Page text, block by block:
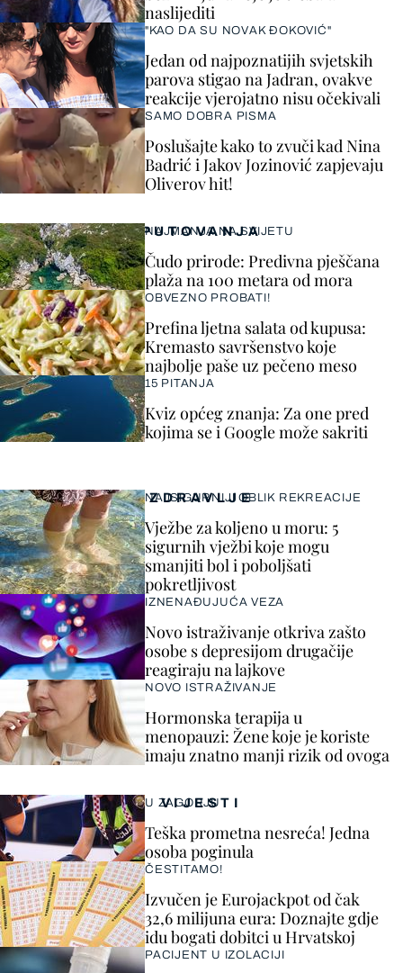
VIJESTI
U ZAGORJU
Teška prometna nesreća! Jedna
osoba poginula
ČESTITAMO!
Izvučen je Eurojackpot od čak
32,6 milijuna eura: Doznajte gdje
idu bogati dobitci u Hrvatskoj
PACIJENT U IZOLACIJI
naslijediti
"KAO DA SU NOVAK ĐOKOVIĆ"
Jedan od najpoznatijih svjetskih
parova stigao na Jadran, ovakve
reakcije vjerojatno nisu očekivali
SAMO DOBRA PISMA
Poslušajte kako to zvuči kad Nina
Badrić i Jakov Jozinović zapjevaju
Oliverov hit!
ZDRAVLJE
NAJSIGURNIJI OBLIK REKREACIJE
Vježbe za koljeno u moru: 5
sigurnih vježbi koje mogu
smanjiti bol i poboljšati
pokretljivost
IZNENAĐUJUĆA VEZA
Novo istraživanje otkriva zašto
osobe s depresijom drugačije
reagiraju na lajkove
NOVO ISTRAŽIVANJE
Hormonska terapija u
menopauzi: Žene koje je koriste
imaju znatno manji rizik od ovoga
PUTOVANJA
NAJMANJA NA SVIJETU
Čudo prirode: Predivna pješčana
plaža na 100 metara od mora
OBVEZNO PROBATI!
Prefina ljetna salata od kupusa:
Kremasto savršenstvo koje
najbolje paše uz pečeno meso
15 PITANJA
Kviz općeg znanja: Za one pred
kojima se i Google može sakriti